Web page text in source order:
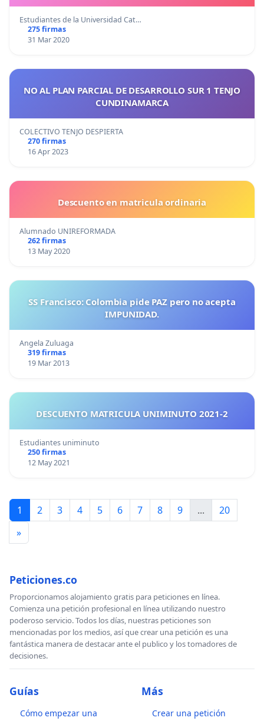
Estudiantes de la Universidad Cat…
275 firmas
31 Mar 2020
NO AL PLAN PARCIAL DE DESARROLLO SUR 1 TENJO
CUNDINAMARCA
COLECTIVO TENJO DESPIERTA
270 firmas
16 Apr 2023
Descuento en matricula ordinaria
Alumnado UNIREFORMADA
262 firmas
13 May 2020
SS Francisco: Colombia pide PAZ pero no acepta
IMPUNIDAD.
Angela Zuluaga
319 firmas
19 Mar 2013
DESCUENTO MATRICULA UNIMINUTO 2021-2
Estudiantes uniminuto
250 firmas
12 May 2021
1 2 3 4 5 6 7 8 9 ...
20
»
Peticiones.co
Proporcionamos alojamiento gratis para peticiones en línea.
Comienza una petición profesional en línea utilizando nuestro
poderoso servicio. Todos los días, nuestras peticiones son
mencionadas por los medios, así que crear una petición es una
fantástica manera de destacar ante el publico y los tomadores de
decisiones.
Guías
Cómo empezar una
Más
Crear una petición